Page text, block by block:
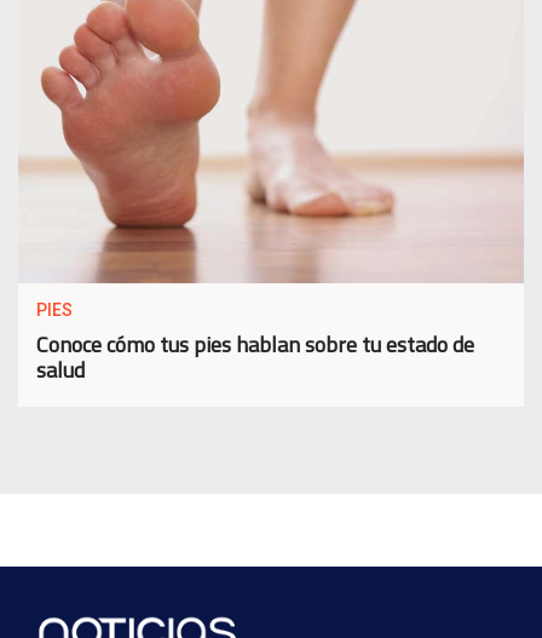
PIES
Conoce cómo tus pies hablan sobre tu estado de
salud